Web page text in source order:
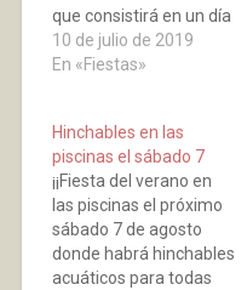
que consistirá en un día
de diversión,
amenizado con una
MÚSICA Y DIVERSIÓN,
HINCHABLES Fiesta del
agua, hinchables A las
18:00…
10 de julio de 2019
En «Fiestas»
Hinchables en las
piscinas el sábado 7
¡¡Fiesta del verano en
las piscinas el próximo
sábado 7 de agosto
donde habrá hinchables
acuáticos para todas